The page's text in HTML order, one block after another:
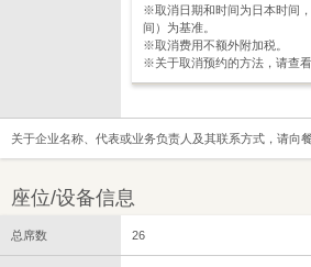
※取消日期和时间为日本时间
间）为基准。
※取消费用不额外附加税。
※关于取消预约的方法，请查
关于企业名称、代表或业务负责人及其联系方式，请向餐
座位/设备信息
总席数 26